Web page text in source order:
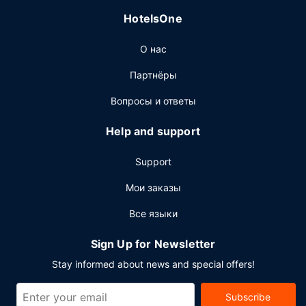
отличный вечер в баре/лаунже. За отдельную плату
дням с 6:00 до 10:00, по выходным дням с 7:00 до
Для удобства гостей предоставляется следующее:
круглосуточный бизнес-центр, круглосуточная работа
стойки регистрации и многоязычный персонал. Если
мероприятие, отель предлагает вам пространство
площадью 49 кв. м, на котором расположены
Предоставляется самостоятельная парковка (за
HotelsOne
О нас
Партнёры
Вопросы и ответы
Help and support
Support
Мои заказы
Все языки
Sign Up for Newsletter
Stay informed about news and special offers!
Subscribe